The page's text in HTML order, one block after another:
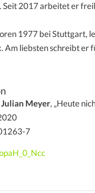
2017 arbeitet er
1977 bei Stuttgart,
Am liebsten schreibt er
Julian Meyer, „Heute
7